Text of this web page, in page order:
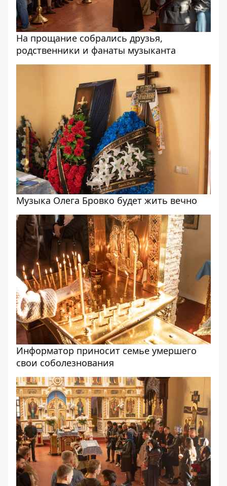
На прощание собрались друзья,
родственники и фанаты музыканта
Музыка Олега Бровко будет жить вечно
Информатор приносит семье умершего
свои соболезнования